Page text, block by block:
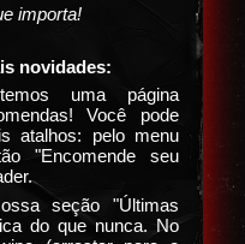
importa!
novidades:
uma página
Você pode
atalhos: pelo menu
"Encomende seu
seção "Últimas
do que nunca. No